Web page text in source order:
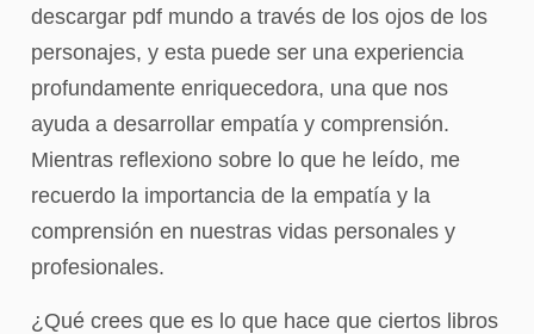
descargar pdf mundo a través de los ojos de los
personajes, y esta puede ser una experiencia
profundamente enriquecedora, una que nos
ayuda a desarrollar empatía y comprensión.
Mientras reflexiono sobre lo que he leído, me
recuerdo la importancia de la empatía y la
comprensión en nuestras vidas personales y
profesionales.
¿Qué crees que es lo que hace que ciertos libros